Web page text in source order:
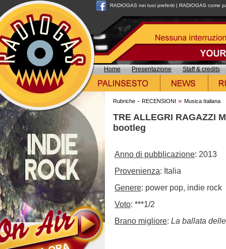
RADIOGAS nei tuoi preferiti | RADIOGAS come
Home Presentazione Staff & credits
Rubriche - RECENSIONI » Musica Italiana
TRE ALLEGRI RAGAZZI
bootleg
Anno di pubblicazione: 2013
Provenienza: Italia
Genere: power pop, indie rock
Voto: ***1/2
Brano migliore: La ballata